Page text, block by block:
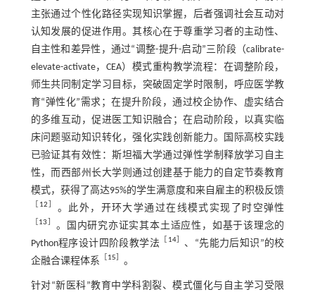
主张通过个性化路径实现知识掌握，后者强调社会互动对
认知发展的促进作用。其核心在于尊重学习者的主动性、
自主性和差异性，通过“调整-提升-启动”三阶段（calibrate-
elevate-activate，CEA）模式重构教学流程：在调整阶段，
师生共同制定学习目标，突破固定学时限制，呼应医学教
育“弹性化”需求；在提升阶段，通过校企协作、虚实结合
的多维互动，促进医工知识融合；在启动阶段，以真实临
床问题驱动知识转化，强化实践创新能力。国际高校实践
已验证其有效性：斯坦福大学通过弹性学制释放学习自主
性，而西部州长大学则通过创建基于能力的自定节奏教育
模式，获得了高达95%的学生满意度和来自雇主的积极反馈
［ 12］ 。此外，开环大学通过在线模式实现了时空弹性
［13］ 。国内研究亦证实其本土适应性，如基于该理念的
Python程序设计四阶段教学法 ［ 14］ 、“先能力后知识”的校
企融合课程体系 ［15］ 。
针对“新医科”教育中学科割裂、模式僵化与自主学习受限